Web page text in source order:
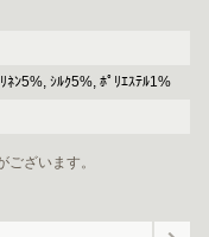
ﾈﾝ5%, ｼﾙｸ5%, ﾎﾟﾘｴｽﾃﾙ1%
ざいます。